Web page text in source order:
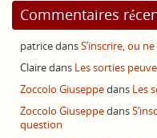
Commentaires
patricedansS’inscrire, ou
Clairedans Les sorties
Zoccolo Giuseppedans Les
Zoccolo Giuseppedans
question